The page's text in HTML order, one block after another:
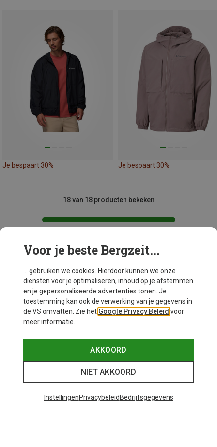
Je bespaart 30% Je bespaart 30%
18 van 18 producten bekeken
Mogelijk interessant voor je
Voor je beste Bergzeit...
... gebruiken we cookies. Hierdoor kunnen we onze
diensten voor je optimaliseren, inhoud op je afstemmen
en je gepersonaliseerde advertenties tonen. Je
toestemming kan ook de verwerking van je gegevens in
de VS omvatten. Zie het Google Privacy Beleid voor
meer informatie.
AKKOORD
NIET AKKOORD
InstellingenPrivacybeleid Bedrijfsgegevens